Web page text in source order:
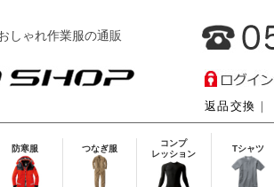
ゃれ作業服の通販
返品交換 ｜
防寒服 つなぎ服
コンプ
レッション
Tシャツ